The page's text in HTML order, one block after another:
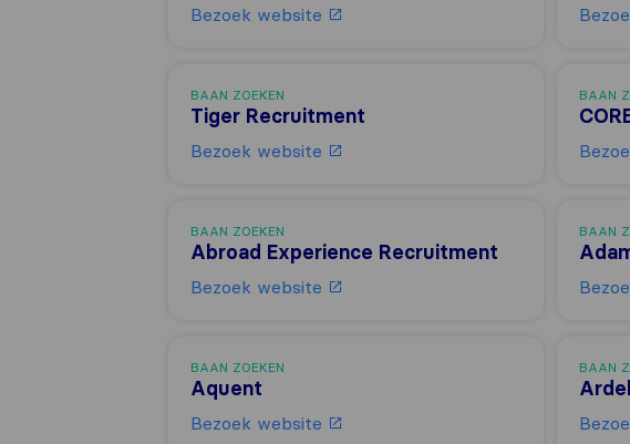
Bezoek website
BAAN ZOEKEN
Tiger Recruitment
Bezoek website
BAAN
BAAN ZOEKEN
Abroad Experience Recruitment
Bezoek website
BAAN
BAAN ZOEKEN
Aquent
Bezoek website
BAAN